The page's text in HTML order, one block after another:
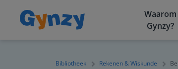
Waarom
Gynzy?
Bibliotheek Rekenen & Wiskunde